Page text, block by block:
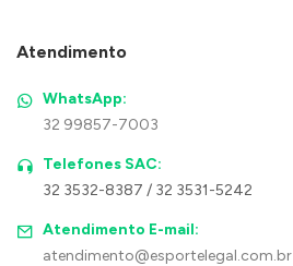
Atendimento
WhatsApp:
32 99857-7003
Telefones SAC:
32 3532-8387 / 32 3531-5242
Atendimento E-mail:
atendimento@esportelegal.com.br